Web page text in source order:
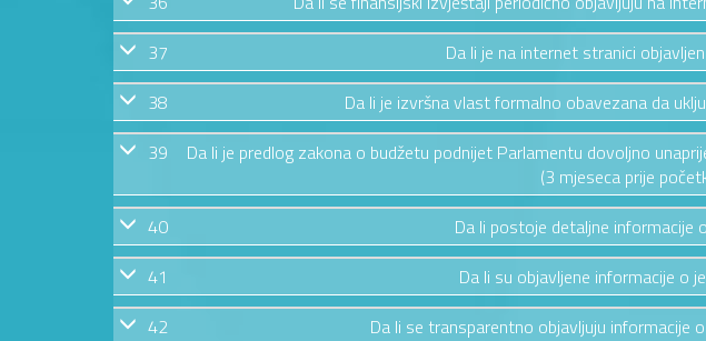
37
Da li je na internet stranici
38
Da li je izvršna vlast formalno obavezana da
39
Da li je predlog zakona o budžetu podnijet Parlamentu dovoljno
(3 mjeseca prije
40 Da li postoje detaljne informacije
41
Da li su objavljene informacije o
42
Da li se transparentno objavljuju informacije